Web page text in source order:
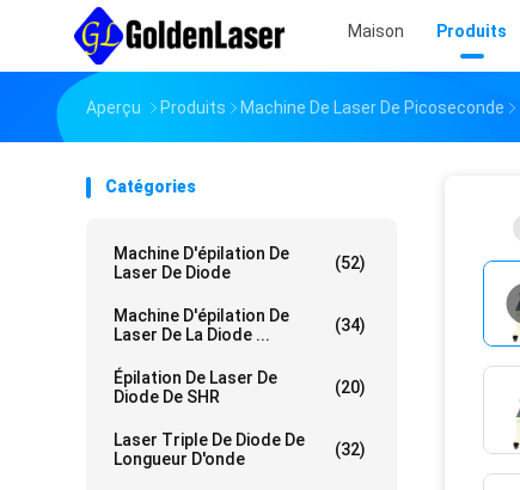
Maison Produits
Aperçu Produits Machine De Laser De Picoseconde
Catégories
Machine D'épilation De
Laser De Diode
(52)
Machine D'épilation De
Laser De La Diode ...
(34)
Épilation De Laser De
Diode De SHR
(20)
Laser Triple De Diode De
Longueur D'onde
(32)